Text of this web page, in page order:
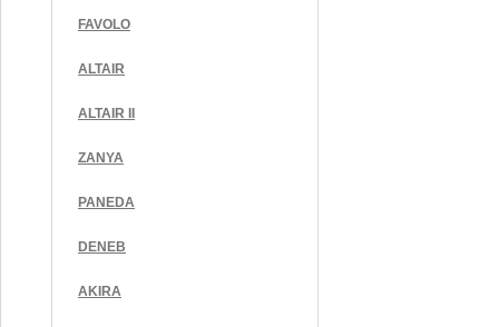
FAVOLO
ALTAIR
ALTAIR II
ZANYA
PANEDA
DENEB
AKIRA